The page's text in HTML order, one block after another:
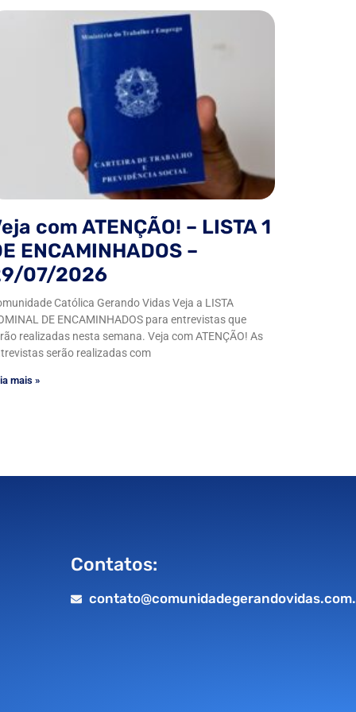
com ATENÇÃO! – LISTA 1
ENCAMINHADOS –
07/2026
Católica Gerando Vidas Veja a LISTA
DE ENCAMINHADOS para entrevistas que
realizadas nesta semana. Veja com ATENÇÃO! As
serão realizadas com
mais »
Contatos: